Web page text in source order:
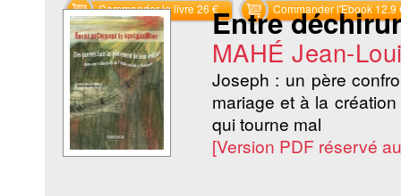
Commander le livre 26 € Commander l'Ebook 12.9
Entre
MAHÉ Jean-
Joseph : un père
mariage et à la
qui tourne mal
[Version PDF réservé